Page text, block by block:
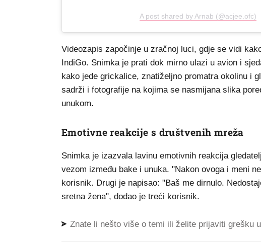
A post shared by Arnab (@acjee.ofc)
Videozapis započinje u zračnoj luci, gdje se vidi
IndiGo. Snimka je prati dok mirno ulazi u avion i
kako jede grickalice, znatiželjno promatra okolinu i
sadrži i fotografije na kojima se nasmijana slika
unukom.
Emotivne reakcije s društvenih mreža
Snimka je izazvala lavinu emotivnih reakcija
vezom između bake i unuka. "Nakon ovoga i meni
korisnik. Drugi je napisao: "Baš me dirnulo.
sretna žena", dodao je treći korisnik.
Znate li nešto više o temi ili želite prijaviti grešku